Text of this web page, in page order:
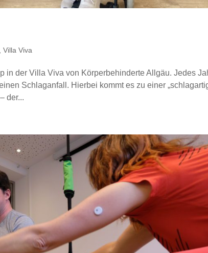
,Villa Viva
in der Villa Viva von Körperbehinderte Allgäu. Jedes
Schlaganfall. Hierbei kommt es zu einer
der...